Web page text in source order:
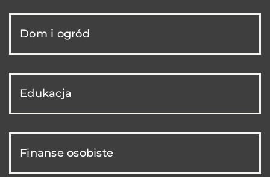
Dom i ogród
Edukacja
Finanse osobiste